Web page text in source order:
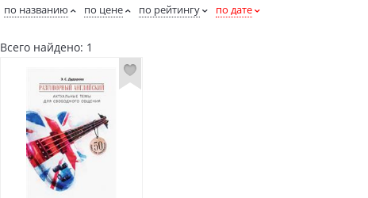
по названию по цене по рейтингу по дате
Всего найдено: 1